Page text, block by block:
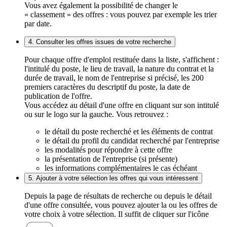
Vous avez également la possibilité de changer le
« classement » des offres : vous pouvez par exemple les trier
par date.
4. Consulter les offres issues de votre recherche
Pour chaque offre d'emploi restituée dans la liste, s'affichent :
l'intitulé du poste, le lieu de travail, la nature du contrat et la
durée de travail, le nom de l'entreprise si précisé, les 200
premiers caractères du descriptif du poste, la date de
publication de l'offre.
Vous accédez au détail d'une offre en cliquant sur son intitulé
ou sur le logo sur la gauche. Vous retrouvez :
le détail du poste recherché et les éléments de contrat
le détail du profil du candidat recherché par l'entreprise
les modalités pour répondre à cette offre
la présentation de l'entreprise (si présente)
les informations complémentaires le cas échéant
5. Ajouter à votre sélection les offres qui vous intéressent
Depuis la page de résultats de recherche ou depuis le détail
d'une offre consultée, vous pouvez ajouter la ou les offres de
votre choix à votre sélection. Il suffit de cliquer sur l'icône